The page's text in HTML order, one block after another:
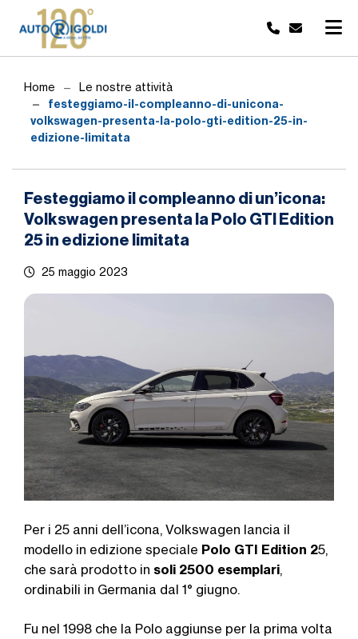
Home Le nostre attività
festeggiamo-il-compleanno-di-unicona-
volkswagen-presenta-la-polo-gti-edition-25-in-
edizione-limitata
Festeggiamo il compleanno di un’icona:
Volkswagen presenta la Polo GTI Edition
25 in edizione limitata
25 maggio 2023
Per i 25 anni dell’icona, Volkswagen lancia il
modello in edizione speciale Polo GTI Edition 25,
che sarà prodotto in soli 2500 esemplari,
ordinabili in Germania dal 1° giugno.
Fu nel 1998 che la Polo aggiunse per la prima volta